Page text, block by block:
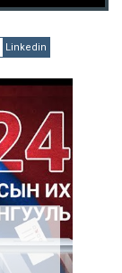
Linkedin